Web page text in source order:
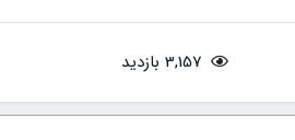
3,157 بازدید